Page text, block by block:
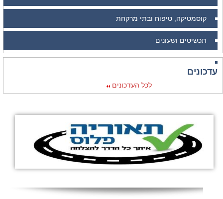
קוסמטיקה, טיפוח ובתי מרקחת
תכשיטים ושעונים
עדכונים
לכל העדכונים